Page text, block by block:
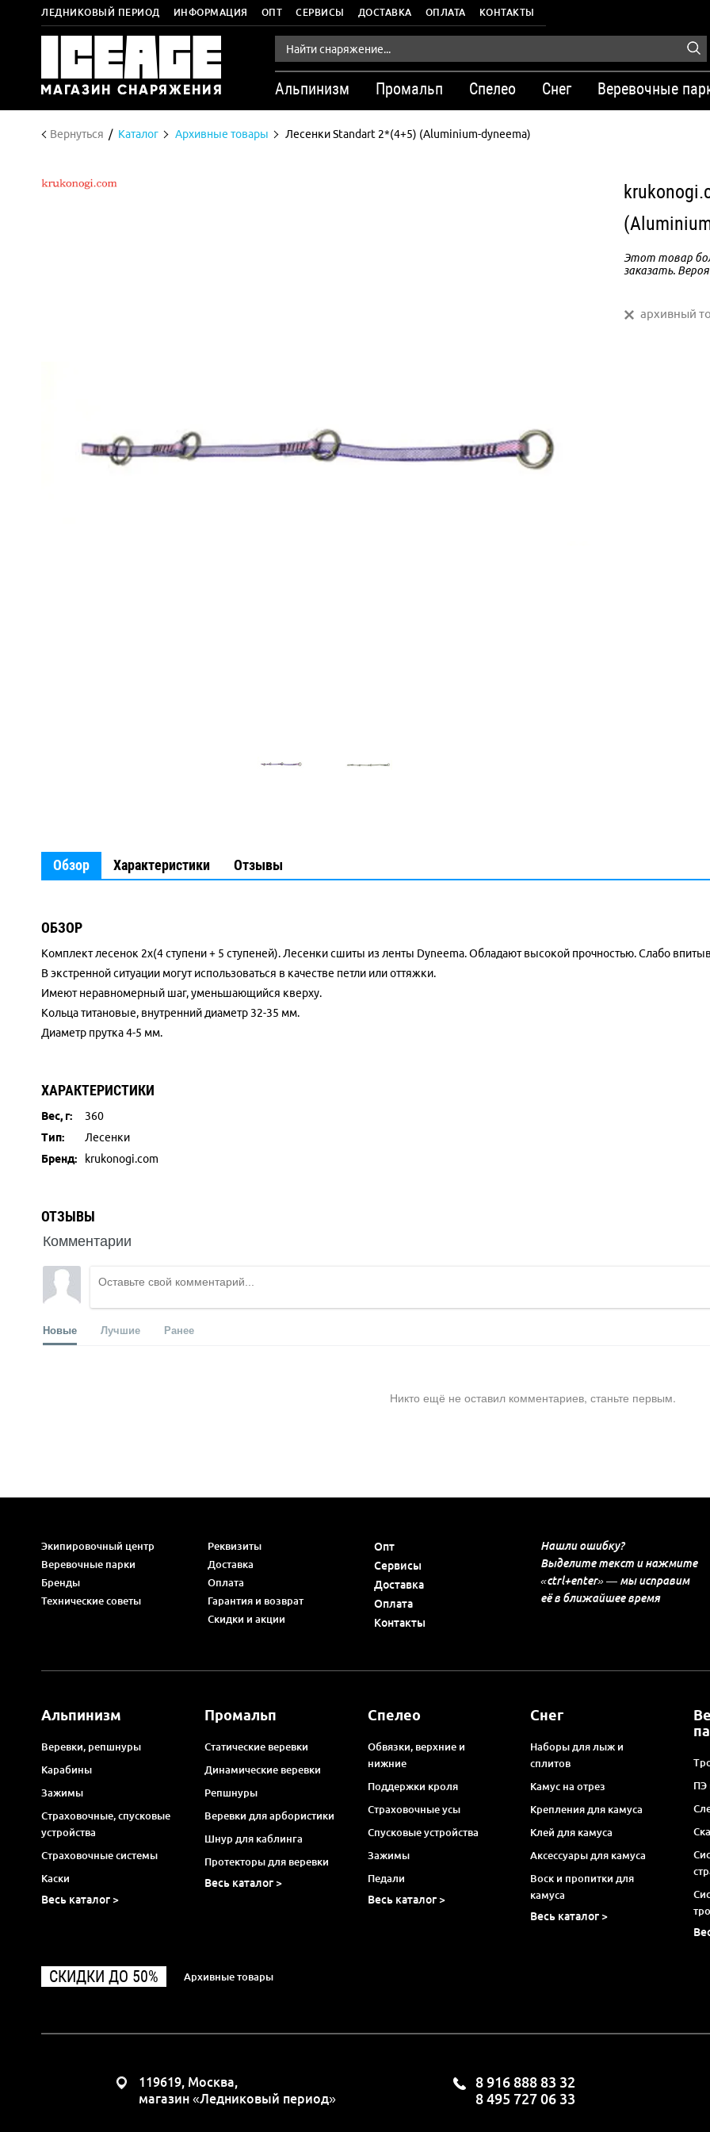
ЛЕДНИКОВЫЙ ПЕРИОД ИНФОРМАЦИЯ ОПТ СЕРВИСЫ ДОСТАВКА ОПЛАТА КОНТАКТЫ
Альпинизм Промальп Спелео Снег Веревочные
Вернуться Каталог Архивные товары Лесенки Standart 2*(4+5) (Aluminium-dyneema)
Этот товар
заказать.
архивный
Обзор Характеристики Отзывы
ОБЗОР
Комплект лесенок 2x(4 ступени + 5 ступеней). Лесенки сшиты из ленты Dyneema. Обладают высокой прочностью. Слабо
В экстренной ситуации могут использоваться в качестве петли или оттяжки.
Имеют неравномерный шаг, уменьшающийся кверху.
Кольца титановые, внутренний диаметр 32-35 мм.
Диаметр прутка 4-5 мм.
ХАРАКТЕРИСТИКИ
Вес, г:
360
Тип:
Лесенки
Бренд:
krukonogi.com
ОТЗЫВЫ
Комментарии
Новые Лучшие Ранее
Никто ещё не оставил комментариев, станьте первым.
Экипировочный центр
Веревочные парки
Бренды
Технические советы
Реквизиты
Доставка
Оплата
Гарантия и возврат
Скидки и акции
Опт
Сервисы
Доставка
Оплата
Контакты
Нашли ошибку?
Выделите текст и нажмите
«ctrl+enter» — мы исправим
её в ближайшее время
Альпинизм
Веревки, репшнуры
Карабины
Зажимы
Страховочные, спусковые
устройства
Страховочные системы
Каски
Весь каталог >
Промальп
Статические веревки
Динамические веревки
Репшнуры
Веревки для арбористики
Шнур для каблинга
Протекторы для веревки
Весь каталог >
Спелео
Обвязки, верхние и
нижние
Поддержки кроля
Страховочные усы
Спусковые устройства
Зажимы
Педали
Весь каталог >
Снег
Наборы для лыж и
сплитов
Камус на отрез
Крепления для камуса
Клей для камуса
Аксессуары для камуса
Воск и пропитки для
камуса
Весь каталог >
ПЭ
СКИДКИ ДО 50% Архивные товары
119619, Москва,
магазин «Ледниковый период»
8 916 888 83 32
8 495 727 06 33